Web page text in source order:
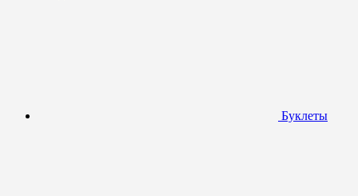
Буклеты